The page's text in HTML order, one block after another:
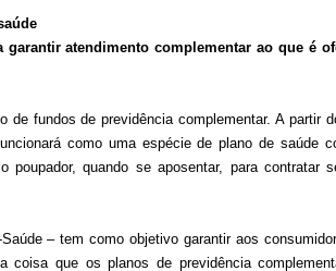
atendimento complementar ao que é
de fundos de previdência complementar. A partir
como uma espécie de plano de saúde
poupador, quando se aposentar, para contratar
– tem como objetivo garantir aos
coisa que os planos de previdência